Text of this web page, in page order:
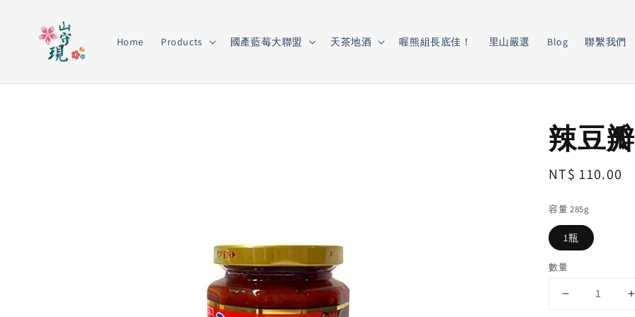
Home Products 國產藍莓大聯盟 天茶地酒 喔熊組長底佳！ 里山嚴選 Blog 聯繫我們
辣豆
Regular
NT$ 110.00
容量 285g
1瓶
數量